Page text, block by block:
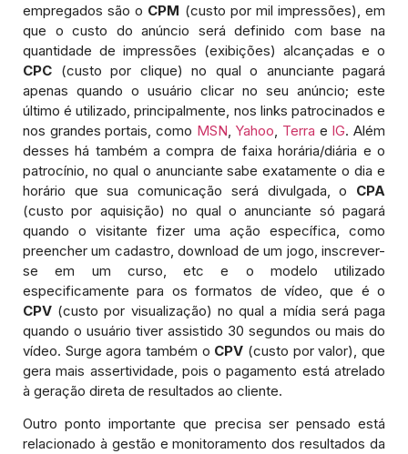
empregados são o CPM (custo por mil impressões), em
que o custo do anúncio será definido com base na
quantidade de impressões (exibições) alcançadas e o
CPC (custo por clique) no qual o anunciante pagará
apenas quando o usuário clicar no seu anúncio; este
último é utilizado, principalmente, nos links patrocinados e
nos grandes portais, como MSN Yahoo Terra e IG. Além
desses há também a compra de faixa horária/diária e o
patrocínio, no qual o anunciante sabe exatamente o dia e
horário que sua comunicação será divulgada, o CPA
(custo por aquisição) no qual o anunciante só pagará
quando o visitante fizer uma ação específica, como
preencher um cadastro, download de um jogo, inscrever-
se em um curso, etc e o modelo utilizado
especificamente para os formatos de vídeo, que é o
CPV (custo por visualização) no qual a mídia será paga
quando o usuário tiver assistido 30 segundos ou mais do
vídeo. Surge agora também o CPV (custo por valor), que
gera mais assertividade, pois o pagamento está atrelado
à geração direta de resultados ao cliente.
Outro ponto importante que precisa ser pensado está
relacionado à gestão e monitoramento dos resultados da